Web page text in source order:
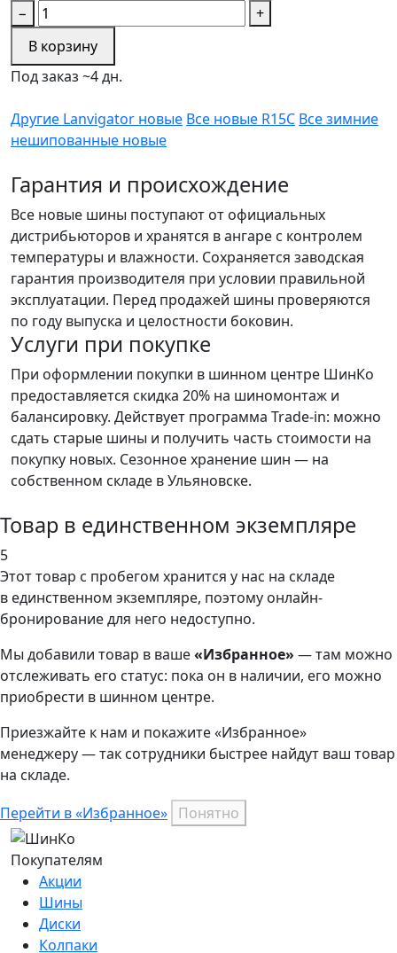
−
+
В корзину
Под заказ ~4 дн.
Другие Lanvigator новые Все новые R15C Все зимние
нешипованные новые
Гарантия и происхождение
Все новые шины поступают от официальных
дистрибьюторов и хранятся в ангаре с контролем
температуры и влажности. Сохраняется заводская
гарантия производителя при условии правильной
эксплуатации. Перед продажей шины проверяются
по году выпуска и целостности боковин.
Услуги при покупке
При оформлении покупки в шинном центре ШинКо
предоставляется скидка 20% на шиномонтаж и
балансировку. Действует программа Trade-in: можно
сдать старые шины и получить часть стоимости на
покупку новых. Сезонное хранение шин — на
собственном складе в Ульяновске.
Товар в единственном экземпляре
5
Этот товар с пробегом хранится у нас на складе
в единственном экземпляре, поэтому онлайн-
бронирование для него недоступно.
Мы добавили товар в ваше«Избранное» — там можно
отслеживать его статус: пока он в наличии, его можно
приобрести в шинном центре.
Приезжайте к нам и покажите «Избранное»
менеджеру — так сотрудники быстрее найдут ваш товар
на складе.
Перейти в «Избранное» Понятно
Покупателям
Акции
Шины
Диски
Колпаки